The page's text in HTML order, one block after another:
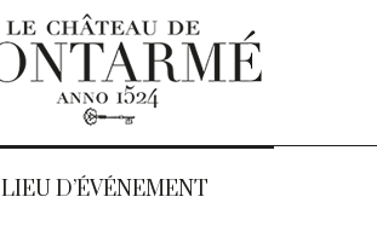
LIEU D’ÉVÉNEMENT